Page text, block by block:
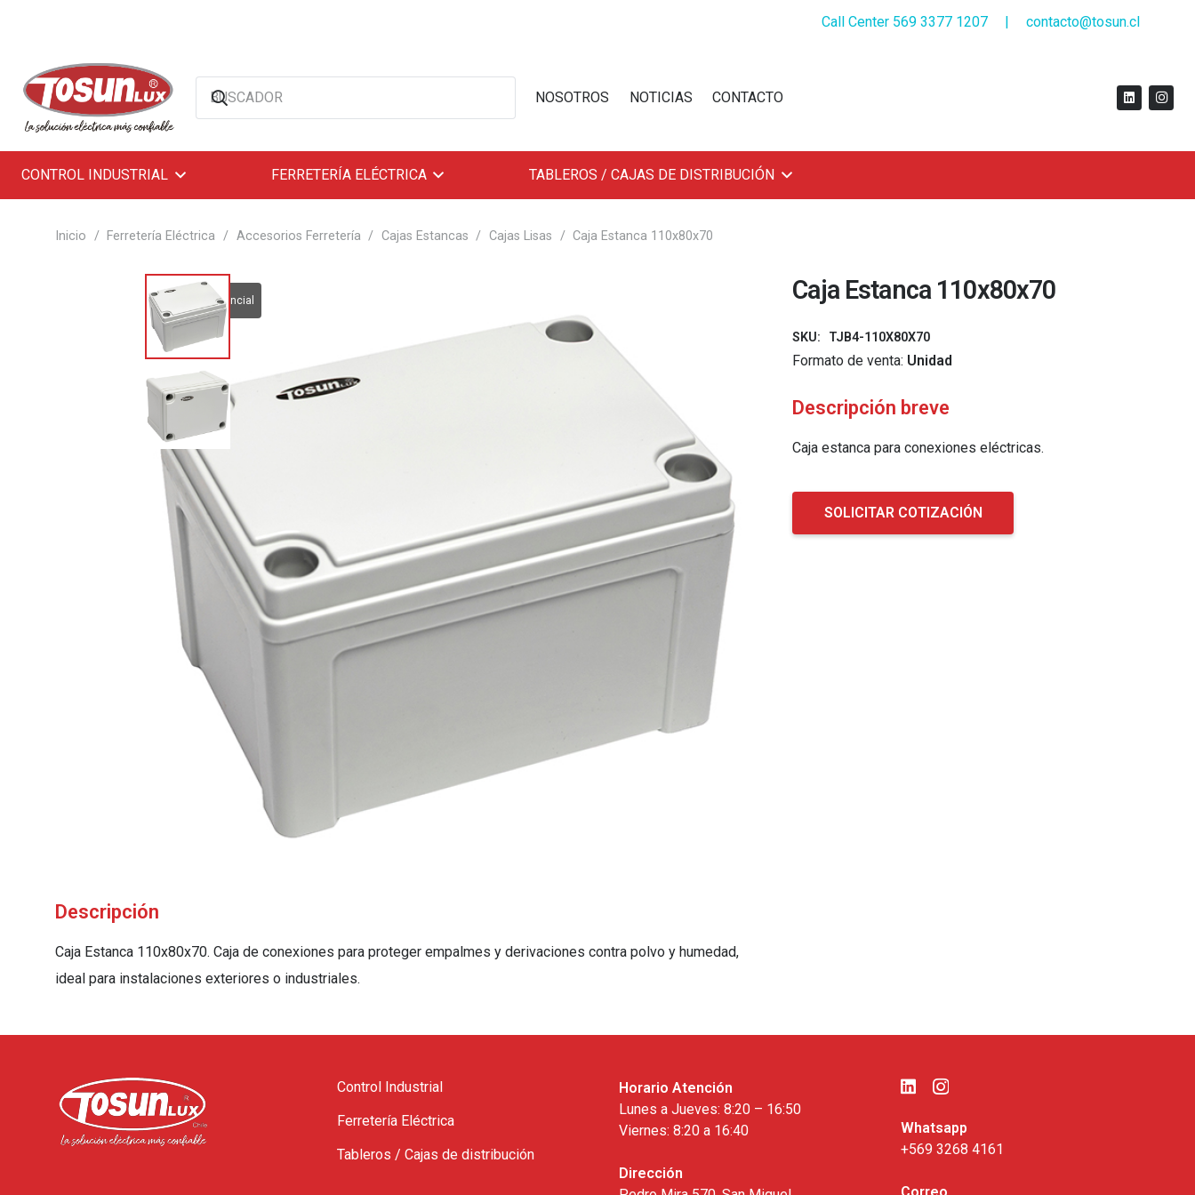
Call Center 569 3377 1207 | contacto@tosun.cl
NOSOTROS NOTICIAS CONTACTO
CONTROL INDUSTRIAL FERRETERÍA ELÉCTRICA TABLEROS / CAJAS DE DISTRIBUCIÓN
Inicio / Ferretería Eléctrica / Accesorios Ferretería / Cajas Estancas / Cajas Lisas / Caja Estanca 110x80x70
Descripción
Caja Estanca 110x80x70. Caja de conexiones para proteger empalmes y derivaciones contra polvo y humedad,
ideal para instalaciones exteriores o industriales.
Caja Estanca 110x80x70
SKU: TJB4-110X80X70
Formato de venta: Unidad
Descripción breve
Caja estanca para conexiones eléctricas.
SOLICITAR COTIZACIÓN
Control Industrial
Ferretería Eléctrica
Tableros / Cajas de distribución
Horario Atención
Lunes a Jueves: 8:20 – 16:50
Viernes: 8:20 a 16:40
Dirección
Whatsapp
+569 3268 4161